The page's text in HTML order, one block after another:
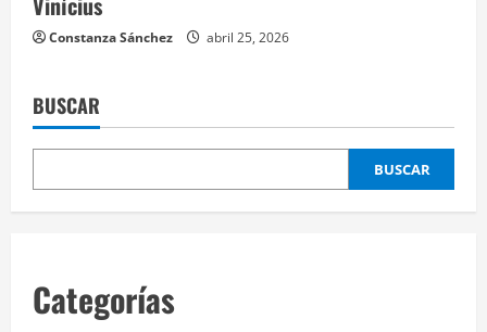
Constanza Sánchez abril 25, 2026
BUSCAR
BUSCAR
Categorías